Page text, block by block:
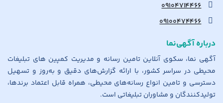
۰۹۱۰۴۷۱۴۴۶۶
۰۹۱۰۰۴۷۴۴۶۶
درباره آگهی‌نما
آگهی نما، سکوی آنلاین تامین رسانه و مدیریت کمپین های تبلیغات
محیطی در سراسر کشور، با ارائه گزارش‌های دقیق و به‌روز و تسهیل
دسترسی و تامین انواع رسانه‌های محیطی، همراه قابل اعتماد برندها،
تولیدکنندگان و مشاوران تبلیغاتی است.